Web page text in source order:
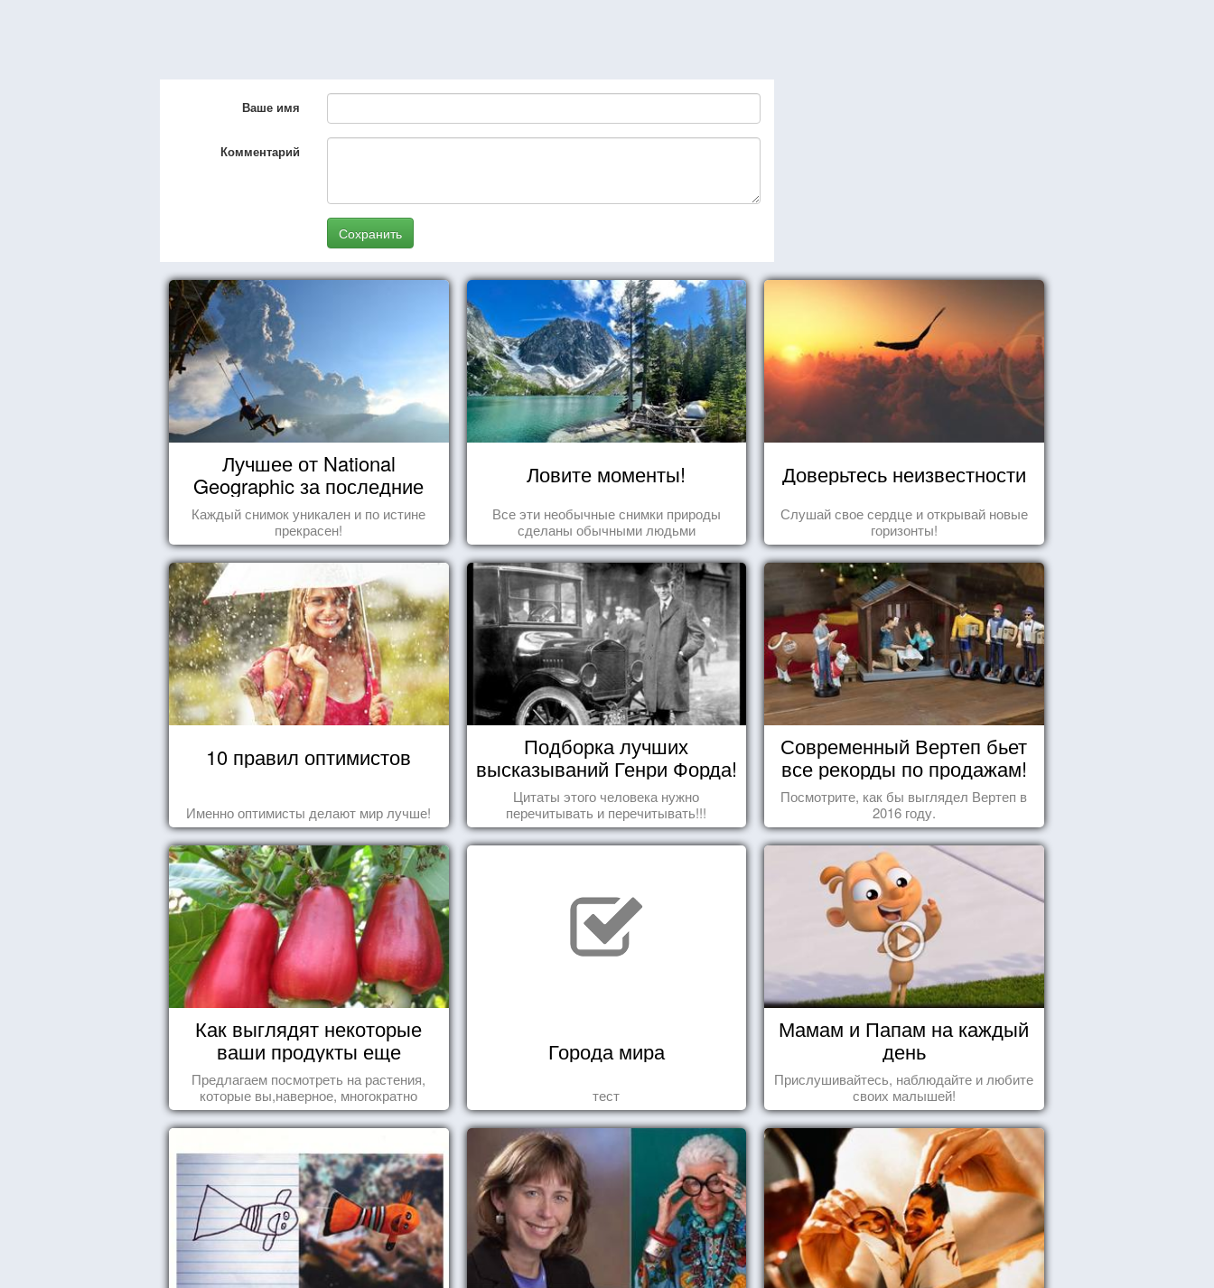
Ваше имя
Комментарий
Сохранить
Лучшее от National
Geographic за последние
пару лет
Каждый снимок уникален и по истине
прекрасен!
Ловите моменты!
Все эти необычные снимки природы
сделаны обычными людьми
Доверьтесь неизвестности
Слушай свое сердце и открывай новые
горизонты!
10 правил оптимистов
Именно оптимисты делают мир лучше!
Подборка лучших
высказываний Генри Форда!
Цитаты этого человека нужно
перечитывать и перечитывать!!!
Современный Вертеп бьет
все рекорды по продажам!
Посмотрите, как бы выглядел Вертеп в
2016 году.
Как выглядят некоторые
ваши продукты еще
живыми?
Предлагаем посмотреть на растения,
которые вы,наверное, многократно
видели , но никогда не представляли
себе, что употребляете их в пищу.
Города мира
тест
Мамам и Папам на каждый
день
Прислушивайтесь, наблюдайте и любите
своих малышей!